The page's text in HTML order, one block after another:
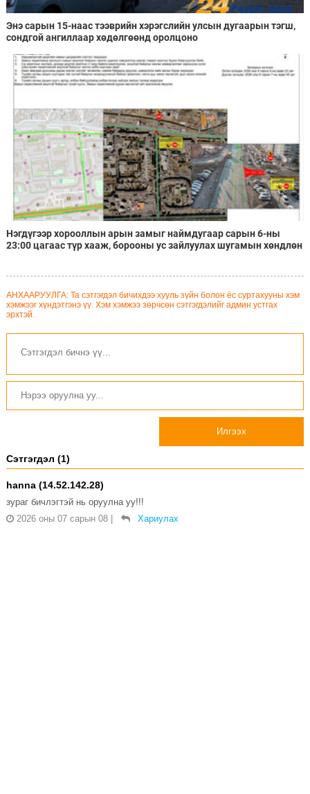
Энэ сарын 15-наас тээврийн хэрэгслийн улсын дугаарын тэгш,
сондгой ангиллаар хөдөлгөөнд оролцоно
Нэгдүгээр хорооллын арын замыг наймдугаар сарын 6-ны
23:00 цагаас түр хааж, борооны ус зайлуулах шугамын хөндлөн
АНХААРУУЛГА: Та сэтгэгдэл бичихдээ хууль зүйн болон ёс суртахууны хэм
хэмжээг хүндэтгэнэ үү. Хэм хэмжээ зөрчсөн сэтгэгдэлийг админ устгах
эрхтэй.
Илгээх
Сэтгэгдэл (1)
hanna (14.52.142.28)
зураг бичлэгтэй нь оруулна уу!!!
2026 оны 07 сарын 08
Хариулах